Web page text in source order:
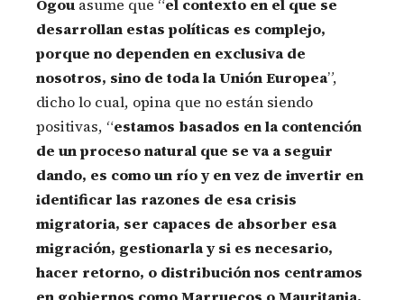
Ogou asume que “el contexto en el que se
desarrollan estas políticas es complejo,
porque no dependen en exclusiva de
nosotros, sino de toda la Unión Europea”,
dicho lo cual, opina que no están siendo
positivas, “estamos basados en la contención
de un proceso natural que se va a seguir
dando, es como un río y en vez de invertir en
identificar las razones de esa crisis
migratoria, ser capaces de absorber esa
migración, gestionarla y si es necesario,
hacer retorno, o distribución nos centramos